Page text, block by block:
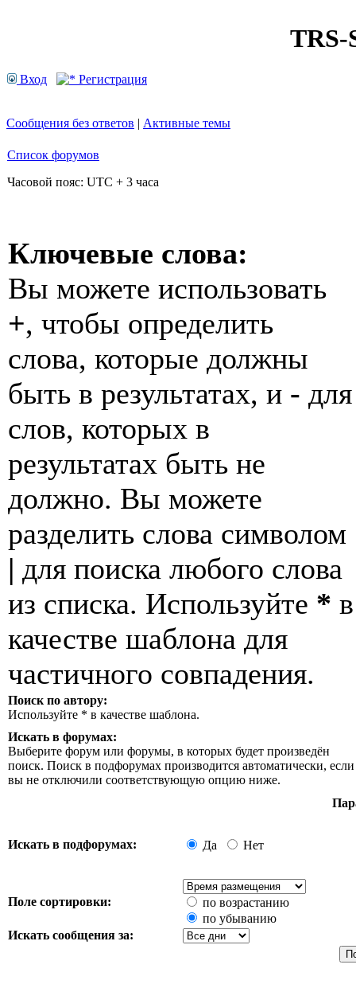
TRS-
Вход Регистрация
Сообщения без ответов | Активные темы
Список форумов
Часовой пояс: UTC + 3 часа
Ключевые слова:
Вы можете использовать
+, чтобы определить
слова, которые должны
быть в результатах, и - для
слов, которых в
результатах быть не
должно. Вы можете
разделить слова символом
| для поиска любого слова
из списка. Используйте * в
качестве шаблона для
частичного совпадения.
Поиск по автору:
Используйте * в качестве шаблона.
Искать в форумах:
Выберите форум или форумы, в которых будет произведён
поиск. Поиск в подфорумах производится автоматически, если
вы не отключили соответствующую опцию ниже.
Искать в подфорумах: Да Нет
Поле сортировки:
по возрастанию
по убыванию
Искать сообщения за: